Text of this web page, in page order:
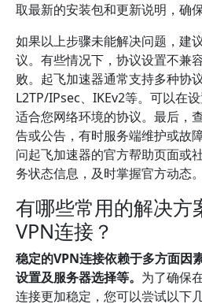
取最新的安装包和更新说明，确
如果以上步骤未能解决问题，建
议。有些情况下，协议设置不兼
败。起飞加速器通常支持多种协
L2TP/IPsec、IKEv2等。可以在
适合您网络环境的协议。最后，
告或公告，有时服务端维护或故
问起飞加速器的官方帮助页面或
务状态信息，及时掌握官方动态。
有哪些常用的解决方
VPN连接？
稳定的VPN连接依赖于多方面因
设置及服务器选择等。 为了确保
连接更加稳定，您可以尝试以下